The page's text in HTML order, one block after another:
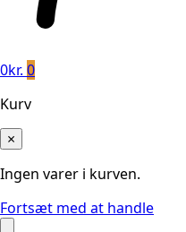
0kr. 0
Kurv
×
Ingen varer i kurven.
Fortsæt med at handle